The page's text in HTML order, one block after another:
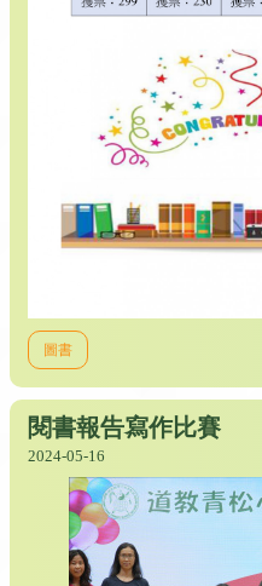
圖書
閱書報告寫作比賽
2024-05-16